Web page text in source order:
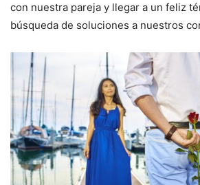
con nuestra pareja y llegar a un feliz
búsqueda de soluciones a nuestros